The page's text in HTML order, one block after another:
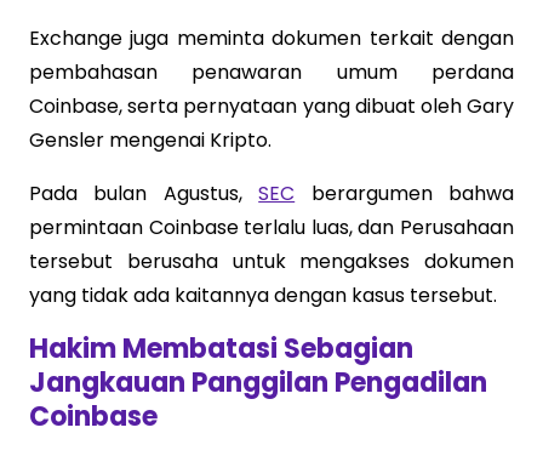
Exchange juga meminta dokumen terkait dengan
pembahasan penawaran umum perdana
Coinbase, serta pernyataan yang dibuat oleh Gary
Gensler mengenai Kripto.
Pada bulan Agustus,SEC berargumen bahwa
permintaan Coinbase terlalu luas, dan Perusahaan
tersebut berusaha untuk mengakses dokumen
yang tidak ada kaitannya dengan kasus tersebut.
Hakim Membatasi Sebagian
Jangkauan Panggilan Pengadilan
Coinbase